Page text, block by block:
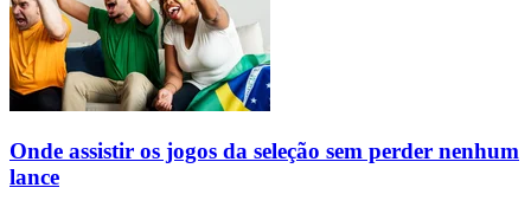
Onde assistir os jogos da seleção sem perder nenhum
lance